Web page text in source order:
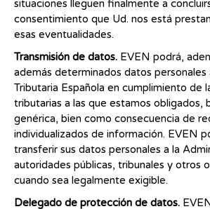
situaciones lleguen finalmente a
consentimiento que Ud. nos está
esas eventualidades.
Transmisión de datos. EVEN podrá,
además determinados datos personales
Tributaria Española en cumplimiento de
tributarias a las que estamos obligados,
genérica, bien como consecuencia de
individualizados de información. EVEN
transferir sus datos personales a la
autoridades públicas, tribunales y otros
cuando sea legalmente exigible.
Delegado de protección de datos.